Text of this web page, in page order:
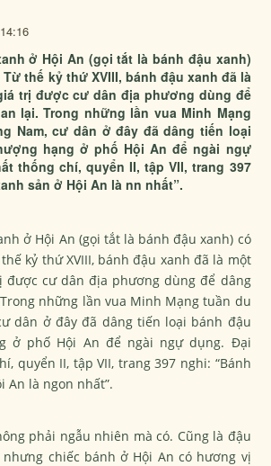
ở Hội An (gọi tắt là bánh đậu xanh)
thế kỷ thứ XVIII, bánh đậu xanh đã là
trị được cư dân địa phương dùng để
lại. Trong những lần vua Minh Mạng
Nam, cư dân ở đây đã dâng tiến loại
hạng ở phố Hội An để ngài ngự
thống chí, quyển II, tập VII, trang 397
sản ở Hội An là nn nhất”.
ở Hội An (gọi tắt là bánh đậu xanh) có
kỷ thứ XVIII, bánh đậu xanh đã là một
được cư dân địa phương dùng để dâng
những lần vua Minh Mạng tuần du
dân ở đây đã dâng tiến loại bánh đậu
ở phố Hội An để ngài ngự dụng. Đại
quyển II, tập VII, trang 397 nghi: “Bánh
An là ngon nhất”.
phải ngẫu nhiên mà có. Cũng là đậu
nhưng chiếc bánh ở Hội An có hương vị